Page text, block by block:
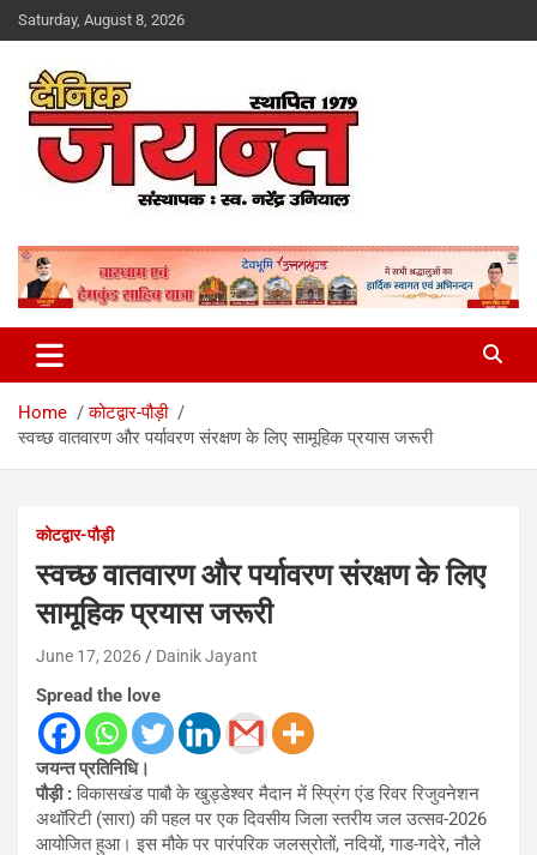
Skip
to
Saturday, August 8, 2026
Dainik Jayant
Home
कोटद्वार-पौड़ी
स्वच्छ वातवारण और पर्यावरण संरक्षण के लिए सामूहिक प्रयास जरूरी
कोटद्वार-पौड़ी
स्वच्छ वातवारण और पर्यावरण संरक्षण के लिए
सामूहिक प्रयास जरूरी
June 17, 2026 Dainik Jayant
Spread the love
जयन्त प्रतिनिधि।
पौड़ी :विकासखंड पाबौ के खुड्डेश्वर मैदान में स्प्रिंग एंड रिवर रिजुवनेशन
अथॉरिटी (सारा) की पहल पर एक दिवसीय जिला स्तरीय जल उत्सव-2026
आयोजित हुआ। इस मौके पर पारंपरिक जलस्रोतों, नदियों, गाड-गदेरे, नौले